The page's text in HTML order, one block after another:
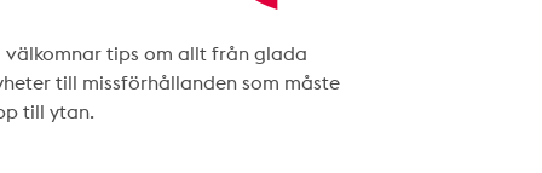
välkomnar tips om allt från glada
till missförhållanden som måste
till ytan.